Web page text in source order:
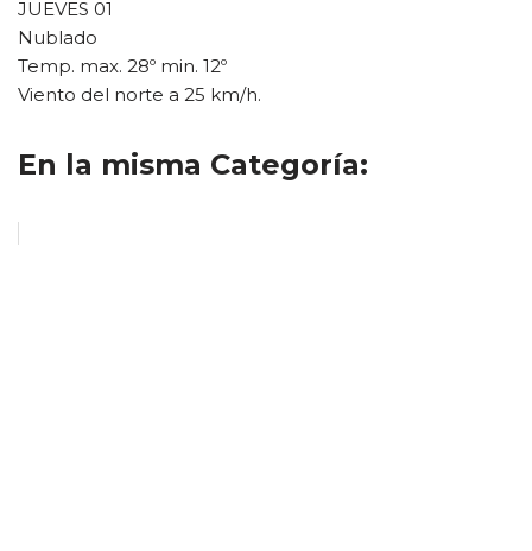
JUEVES 01
Nublado
Temp. max. 28º min. 12º
Viento del norte a 25 km/h.
En la misma Categoría: